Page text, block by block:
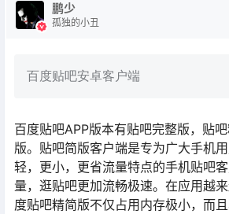
鹏少
孤独的小丑
百度贴吧安卓客户端
百度贴吧APP版本有贴吧完整版，贴
版。贴吧简版客户端是专为广大手机
轻，更小，更省流量特点的手机贴吧
量，逛贴吧更加流畅极速。在应用越
度贴吧精简版不仅占用内存极小，而且